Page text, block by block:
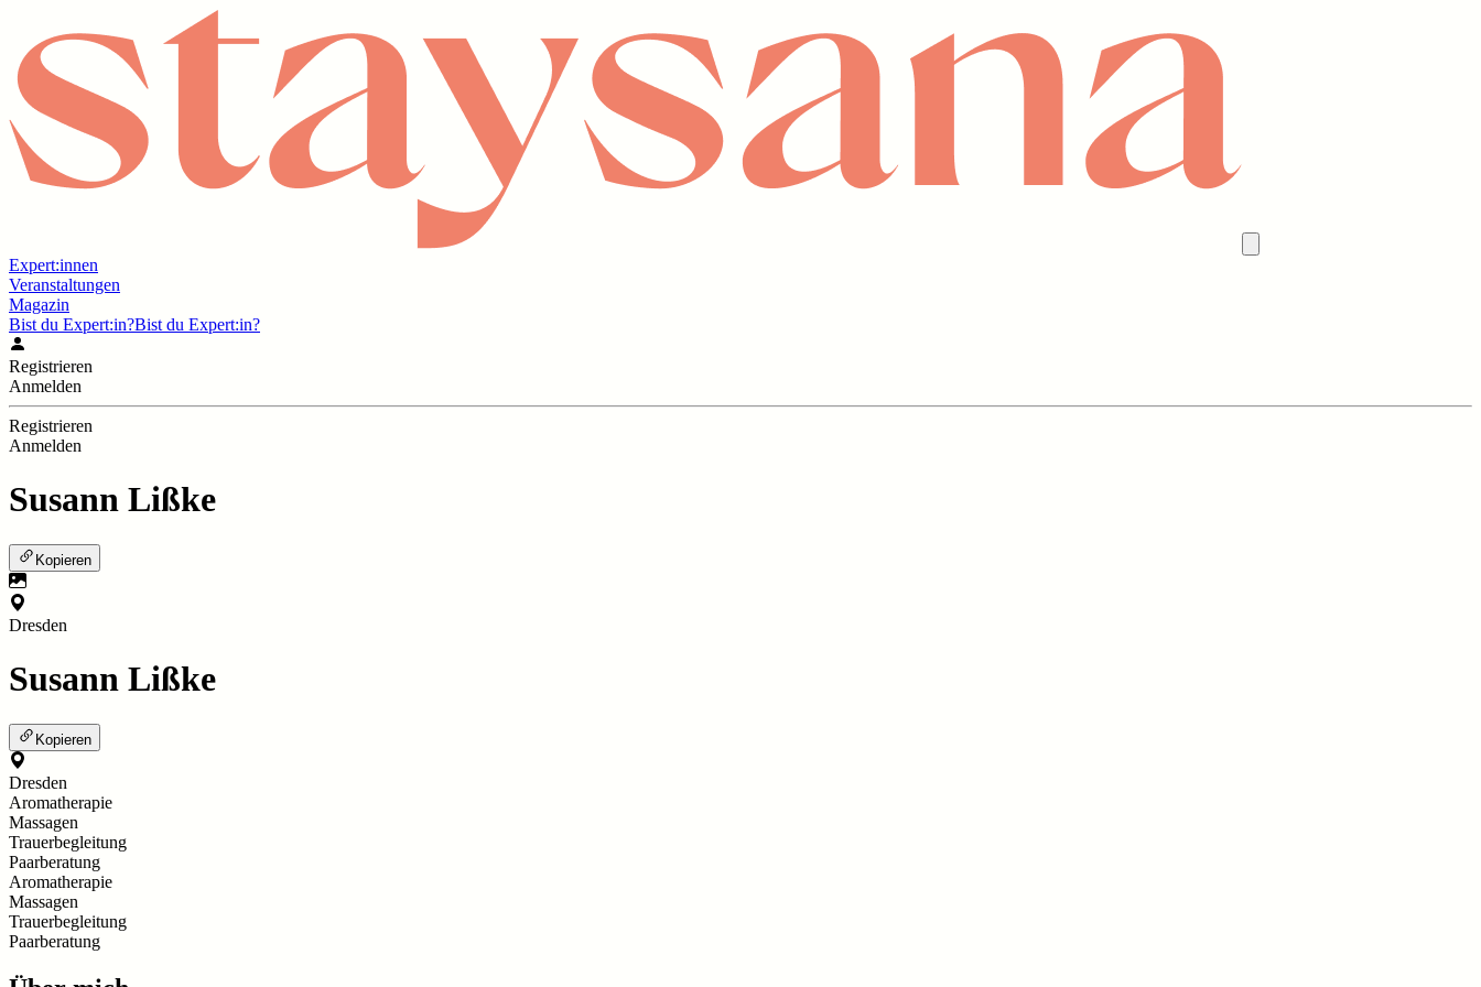
Expert:innen
Veranstaltungen
Magazin
Bist du Expert:in?Bist du Expert:in?
Registrieren
Anmelden
Registrieren
Anmelden
Susann Lißke
Kopieren
Dresden
Susann Lißke
Kopieren
Dresden
Aromatherapie
Massagen
Trauerbegleitung
Paarberatung
Aromatherapie
Massagen
Trauerbegleitung
Paarberatung